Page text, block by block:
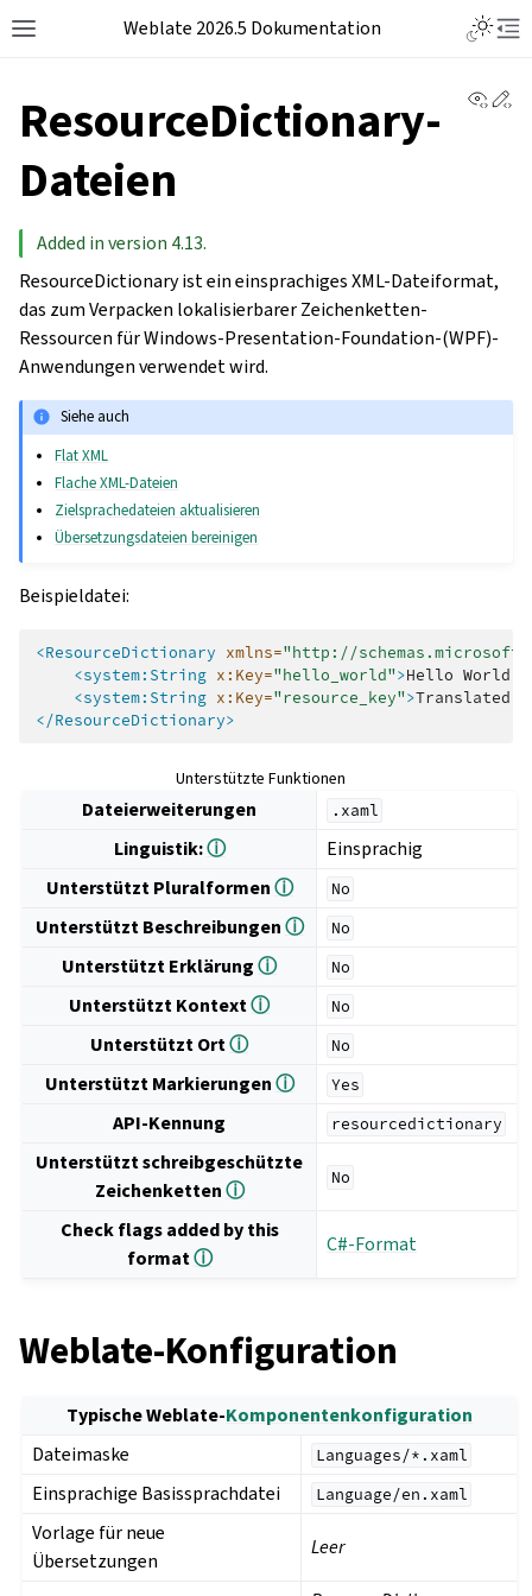
Weblate 2026.5 Dokumentation
ResourceDictionary-
Dateien
Added in version 4.13.
ResourceDictionary ist ein einsprachiges XML-Dateiformat,
das zum Verpacken lokalisierbarer Zeichenketten-
Ressourcen für Windows-Presentation-Foundation-(WPF)-
Anwendungen verwendet wird.
Siehe auch
Flat XML
Flache XML-Dateien
Zielsprachedateien aktualisieren
Übersetzungsdateien bereinigen
Beispieldatei:
<ResourceDictionary xmlns="http://
<system:String x:Key="hello_world">Hello World!
<system:String x:Key="resource_key">Translated
</ResourceDictionary>
Unterstützte Funktionen
Dateierweiterungen .xaml
Linguistik:ⓘ
Einsprachig
Unterstützt Pluralformenⓘ No
Unterstützt Beschreibungenⓘ No
Unterstützt Erklärungⓘ No
Unterstützt Kontextⓘ No
Unterstützt Ortⓘ No
Unterstützt Markierungenⓘ Yes
API-Kennung resourcedictionary
Unterstützt schreibgeschützte
Zeichenkettenⓘ
No
Check flags added by this
formatⓘ
C#-Format
Weblate-Konfiguration
Typische Weblate-Komponentenkonfiguration
Dateimaske
Languages/*.xaml
Einsprachige Basissprachdatei Language/en.xaml
Vorlage für neue
Übersetzungen
Leer